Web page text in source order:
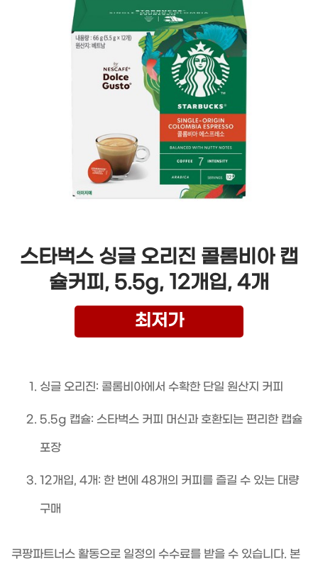
스타벅스 싱글 오리진 콜롬비아 캡
슐커피, 5.5g, 12개입, 4개
최저가
싱글 오리진: 콜롬비아에서 수확한 단일 원산지 커피
5.5g 캡슐: 스타벅스 커피 머신과 호환되는 편리한 캡슐
포장
12개입, 4개: 한 번에 48개의 커피를 즐길 수 있는 대량
구매
쿠팡파트너스 활동으로 일정의 수수료를 받을 수 있습니다. 본